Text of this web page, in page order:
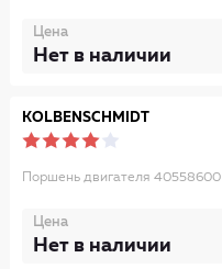
Цена
Нет в наличии
KOLBENSCHMIDT
Поршень двигателя 40558600
Цена
Нет в наличии